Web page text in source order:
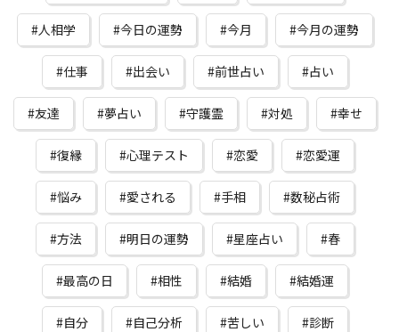
人相学 今日の運勢 今月 今月の運勢
仕事 出会い 前世占い 占い
友達 夢占い 守護霊 対処 幸せ
復縁 心理テスト 恋愛 恋愛運
悩み 愛される 手相 数秘占術
方法 明日の運勢 星座占い 春
最高の日 相性 結婚 結婚運
自分 自己分析 苦しい 診断